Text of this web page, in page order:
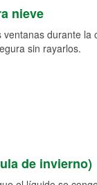
nieve
durante
sin rayarlos.
de invierno)